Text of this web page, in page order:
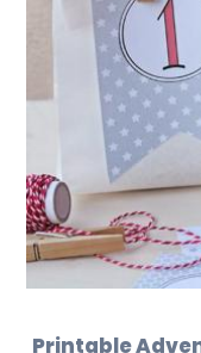
Printable